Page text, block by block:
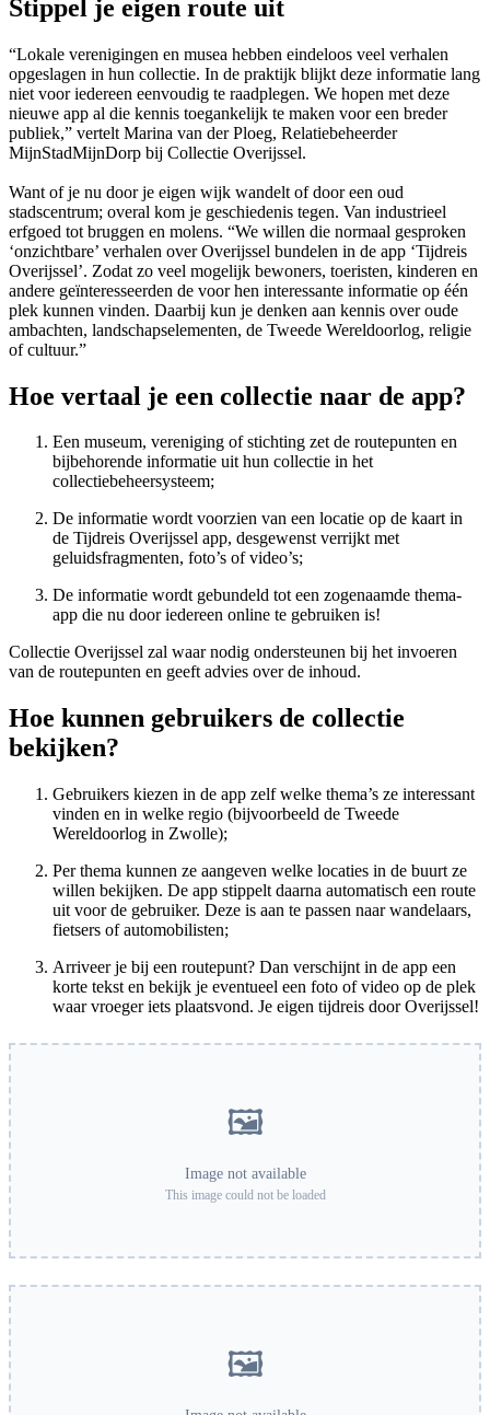
Stippel je eigen route uit
“Lokale verenigingen en musea hebben eindeloos veel verhalen
opgeslagen in hun collectie. In de praktijk blijkt deze informatie lang
niet voor iedereen eenvoudig te raadplegen. We hopen met deze
nieuwe app al die kennis toegankelijk te maken voor een breder
publiek,” vertelt Marina van der Ploeg, Relatiebeheerder
MijnStadMijnDorp bij Collectie Overijssel.
Want of je nu door je eigen wijk wandelt of door een oud
stadscentrum; overal kom je geschiedenis tegen. Van industrieel
erfgoed tot bruggen en molens. “We willen die normaal gesproken
‘onzichtbare’ verhalen over Overijssel bundelen in de app ‘Tijdreis
Overijssel’. Zodat zo veel mogelijk bewoners, toeristen, kinderen en
andere geïnteresseerden de voor hen interessante informatie op één
plek kunnen vinden. Daarbij kun je denken aan kennis over oude
ambachten, landschapselementen, de Tweede Wereldoorlog, religie
of cultuur.”
Hoe vertaal je een collectie naar de app?
Een museum, vereniging of stichting zet de routepunten en
bijbehorende informatie uit hun collectie in het
collectiebeheersysteem;
De informatie wordt voorzien van een locatie op de kaart in
de Tijdreis Overijssel app, desgewenst verrijkt met
geluidsfragmenten, foto’s of video’s;
De informatie wordt gebundeld tot een zogenaamde thema-
app die nu door iedereen online te gebruiken is!
Collectie Overijssel zal waar nodig ondersteunen bij het invoeren
van de routepunten en geeft advies over de inhoud.
Hoe kunnen gebruikers de collectie
bekijken?
Gebruikers kiezen in de app zelf welke thema’s ze interessant
vinden en in welke regio (bijvoorbeeld de Tweede
Wereldoorlog in Zwolle);
Per thema kunnen ze aangeven welke locaties in de buurt ze
willen bekijken. De app stippelt daarna automatisch een route
uit voor de gebruiker. Deze is aan te passen naar wandelaars,
fietsers of automobilisten;
Arriveer je bij een routepunt? Dan verschijnt in de app een
korte tekst en bekijk je eventueel een foto of video op de plek
waar vroeger iets plaatsvond. Je eigen tijdreis door Overijssel!
🖼️
Image not available
This image could not be loaded
🖼️